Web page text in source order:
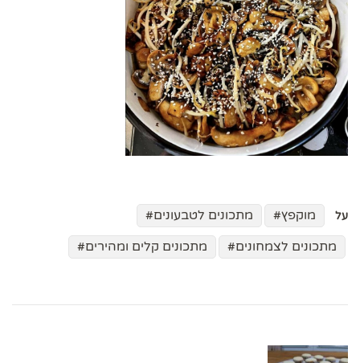
על מוקפץ
מתכונים לטבעונים
מתכונים לצמחונים
מתכונים קלים ומהירים
בפוסטים